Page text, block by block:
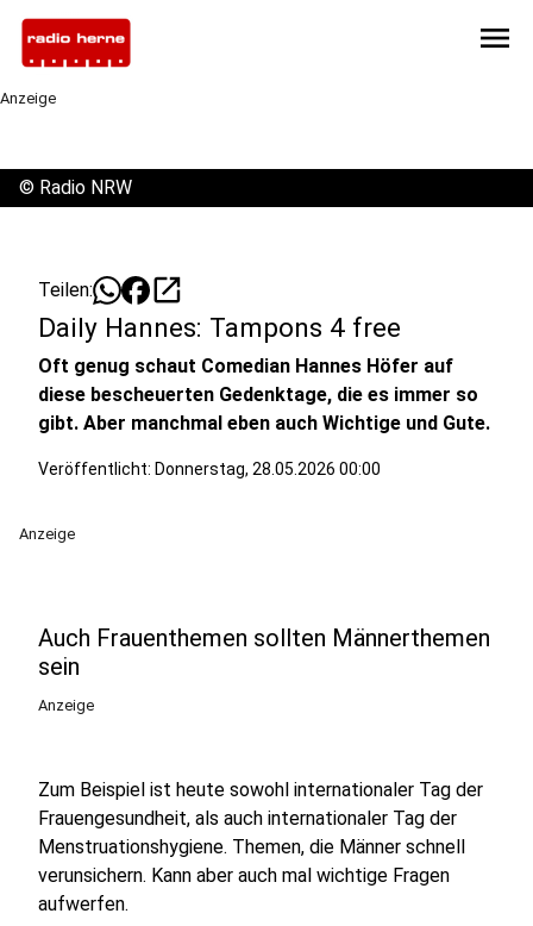
menu
Anzeige
© Radio NRW
Teilen: open_in_new
Daily Hannes: Tampons 4 free
Oft genug schaut Comedian Hannes Höfer auf
diese bescheuerten Gedenktage, die es immer so
gibt. Aber manchmal eben auch Wichtige und Gute.
Veröffentlicht: Donnerstag, 28.05.2026 00:00
Anzeige
Auch Frauenthemen sollten Männerthemen
sein
Anzeige
Zum Beispiel ist heute sowohl internationaler Tag der
Frauengesundheit, als auch internationaler Tag der
Menstruationshygiene. Themen, die Männer schnell
verunsichern. Kann aber auch mal wichtige Fragen
aufwerfen.